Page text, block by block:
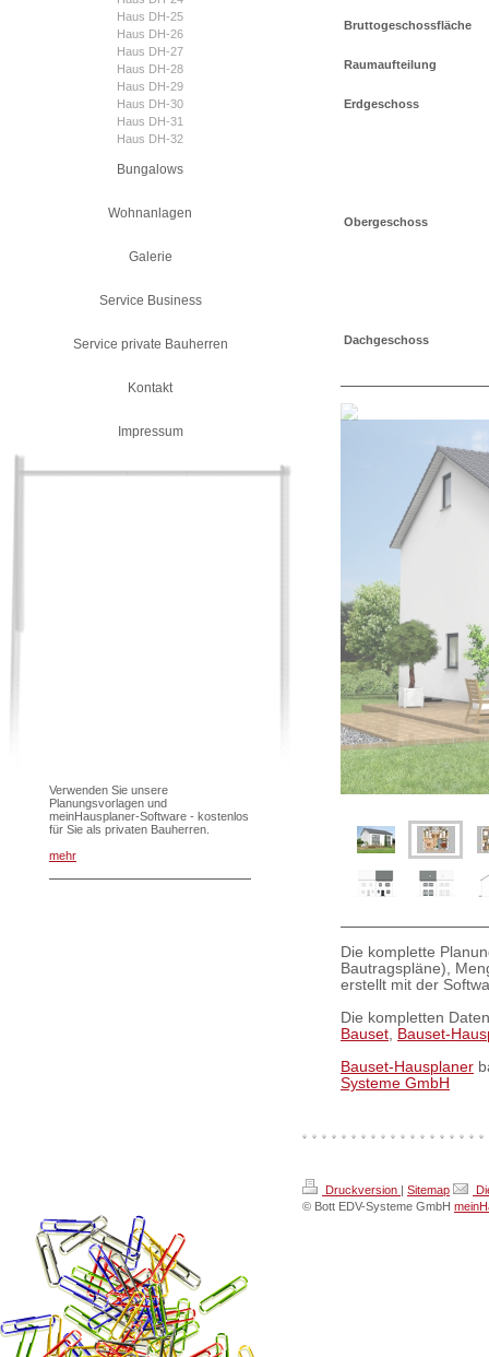
Bruttogeschossfläche
Raumaufteilung
Erdgeschoss
Obergeschoss
Dachgeschoss
Die komplette
Bautragspläne),
erstellt mit der
Die kompletten
Bauset, Bauset-
Bauset-Hausplaner
Systeme GmbH
Druckversion | Sitemap
© Bott EDV-Systeme GmbH
Haus DH-25
Haus DH-26
Haus DH-27
Haus DH-28
Haus DH-29
Haus DH-30
Haus DH-31
Haus DH-32
Bungalows
Wohnanlagen
Galerie
Service Business
Service private Bauherren
Kontakt
Impressum
Verwenden Sie unsere
Planungsvorlagen und
meinHausplaner-Software - kostenlos
für Sie als privaten Bauherren.
mehr